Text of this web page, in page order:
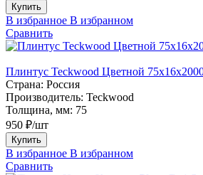
Купить
В избранное В избранном
Сравнить
Плинтус Teckwood Цветной
Страна: Россия
Производитель: Teckwood
Толщина, мм: 75
950 ₽/шт
Купить
В избранное В избранном
Сравнить